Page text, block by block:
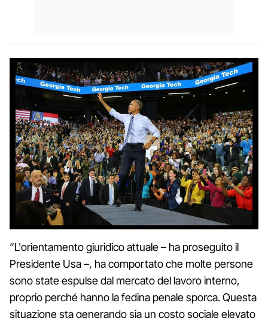
“L'orientamento giuridico attuale – ha proseguito il
Presidente Usa –, ha comportato che molte persone
sono state espulse dal mercato del lavoro interno,
proprio perché hanno la fedina penale sporca. Questa
situazione sta generando sia un costo sociale elevato